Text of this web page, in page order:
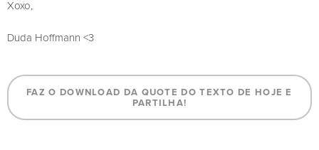
Xoxo,
Duda Hoffmann <3
FAZ O DOWNLOAD DA QUOTE DO TEXTO DE HOJE E
PARTILHA!